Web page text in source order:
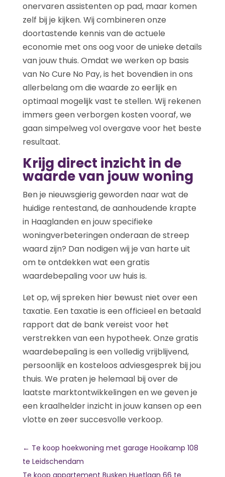
onervaren assistenten op pad, maar komen
zelf bij je kijken. Wij combineren onze
doortastende kennis van de actuele
economie met ons oog voor de unieke details
van jouw thuis. Omdat we werken op basis
van No Cure No Pay, is het bovendien in ons
allerbelang om die waarde zo eerlijk en
optimaal mogelijk vast te stellen. Wij rekenen
immers geen verborgen kosten vooraf, we
gaan simpelweg vol overgave voor het beste
resultaat.
Krijg direct inzicht in de
waarde van jouw woning
Ben je nieuwsgierig geworden naar wat de
huidige rentestand, de aanhoudende krapte
in Haaglanden en jouw specifieke
woningverbeteringen onderaan de streep
waard zijn? Dan nodigen wij je van harte uit
om te ontdekken wat een gratis
waardebepaling voor uw huis is.
Let op, wij spreken hier bewust niet over een
taxatie. Een taxatie is een officieel en betaald
rapport dat de bank vereist voor het
verstrekken van een hypotheek. Onze gratis
waardebepaling is een volledig vrijblijvend,
persoonlijk en kosteloos adviesgesprek bij jou
thuis. We praten je helemaal bij over de
laatste marktontwikkelingen en we geven je
een kraalhelder inzicht in jouw kansen op een
vlotte en zeer succesvolle verkoop.
← Te koop hoekwoning met garage Hooikamp 108
te Leidschendam
Te koop appartement Busken Huetlaan 66 te